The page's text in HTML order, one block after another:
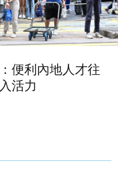
便利內地人才往
活力